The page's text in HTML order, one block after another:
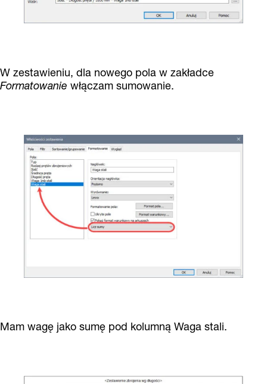
W zestawieniu, dla nowego pola w zakładce
Formatowanie włączam sumowanie.
Mam wagę jako sumę pod kolumną Waga stali.